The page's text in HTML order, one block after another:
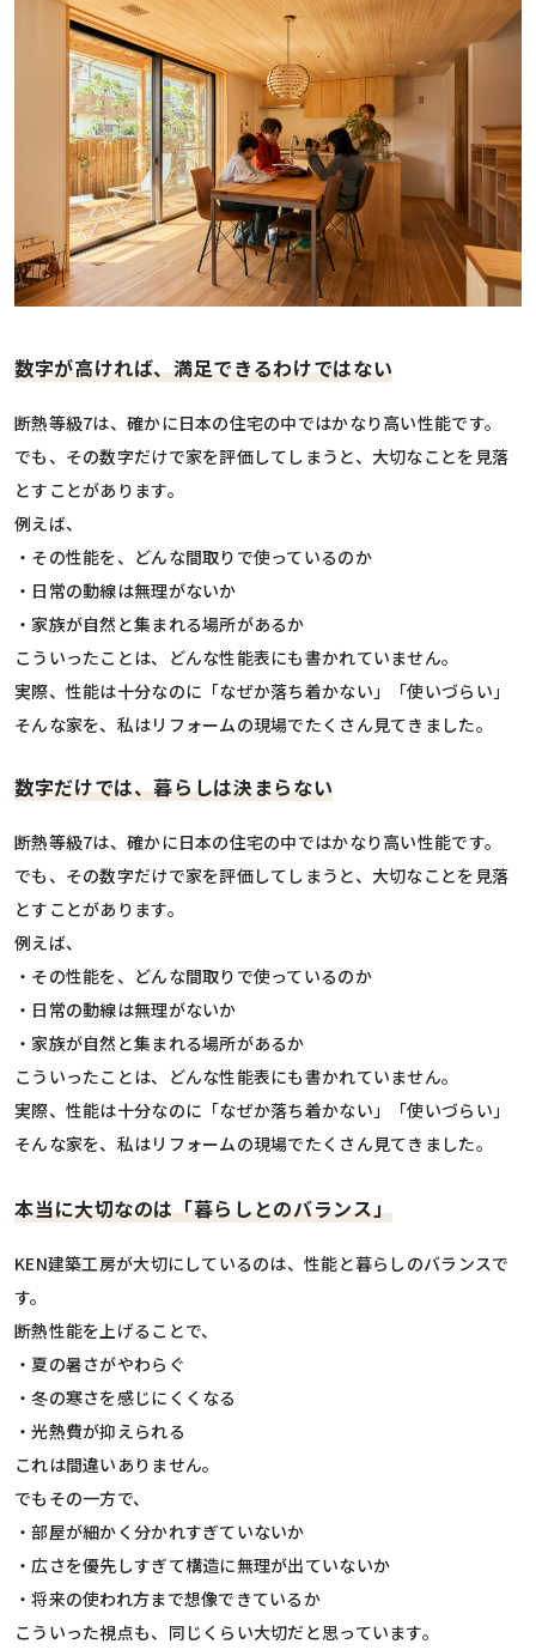
数字が高ければ、満足できるわけではない
断熱等級7は、確かに日本の住宅の中ではかなり高い性能です。
でも、その数字だけで家を評価してしまうと、大切なことを見落
とすことがあります。
例えば、
・その性能を、どんな間取りで使っているのか
・日常の動線は無理がないか
・家族が自然と集まれる場所があるか
こういったことは、どんな性能表にも書かれていません。
実際、性能は十分なのに「なぜか落ち着かない」「使いづらい」
そんな家を、私はリフォームの現場でたくさん見てきました。
数字だけでは、暮らしは決まらない
断熱等級7は、確かに日本の住宅の中ではかなり高い性能です。
でも、その数字だけで家を評価してしまうと、大切なことを見落
とすことがあります。
例えば、
・その性能を、どんな間取りで使っているのか
・日常の動線は無理がないか
・家族が自然と集まれる場所があるか
こういったことは、どんな性能表にも書かれていません。
実際、性能は十分なのに「なぜか落ち着かない」「使いづらい」
そんな家を、私はリフォームの現場でたくさん見てきました。
本当に大切なのは「暮らしとのバランス」
KEN建築工房が大切にしているのは、性能と暮らしのバランスで
す。
断熱性能を上げることで、
・夏の暑さがやわらぐ
・冬の寒さを感じにくくなる
・光熱費が抑えられる
これは間違いありません。
でもその一方で、
・部屋が細かく分かれすぎていないか
・広さを優先しすぎて構造に無理が出ていないか
・将来の使われ方まで想像できているか
こういった視点も、同じくらい大切だと思っています。